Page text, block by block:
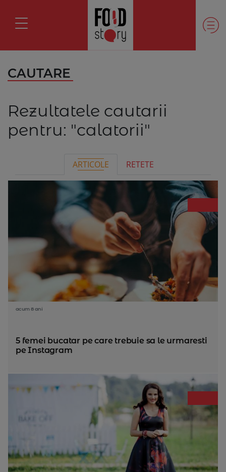
CAUTARE
Rezultatele cautarii
pentru: "calatorii"
ARTICOLE RETETE
acum 8 ani
5 femei bucatar pe care trebuie sa le urmaresti
pe Instagram